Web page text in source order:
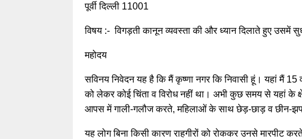
पूर्वी दिल्ली 11001
विषय :- विगड़ती कानून व्यवस्ता की और ध्यान दिलाते हुए उसमें
महोदय
सविनय निवेदन यह है कि मैं कृष्णा नगर कि निवासी हूं। यहां मैं
को लेकर कोई चिंता व विरोध नहीं था। अभी कुछ समय से यहां के
आपस में गाली-गलौज करते, महिलाओं के साथ छेड़-छाड़ व छीन-
यह लोग बिना किसी कारण राहगीरों को रोककर उनसे मारपीट